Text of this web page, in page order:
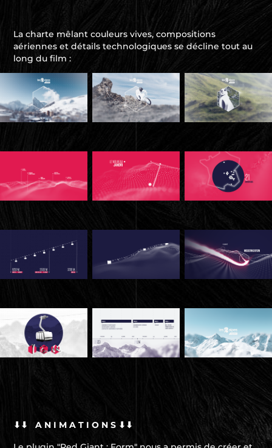
La charte mêlant couleurs vives, compositions
aériennes et détails technologiques se décline tout au
long du film :
⬇⬇ A N I M A T I O N S ⬇⬇